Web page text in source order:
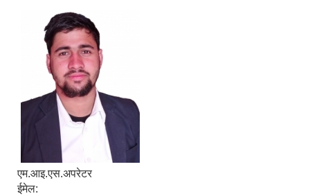
एम.आइ‍.एस.अपरेटर
ईमेल: